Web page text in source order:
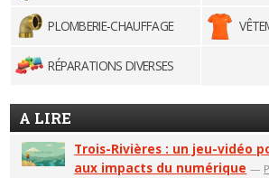
PLOMBERIE-CHAUFFAGE
RÉPARATIONS DIVERSES
A LIRE
Trois-Rivières : un jeu-vidéo
aux impacts du numérique —